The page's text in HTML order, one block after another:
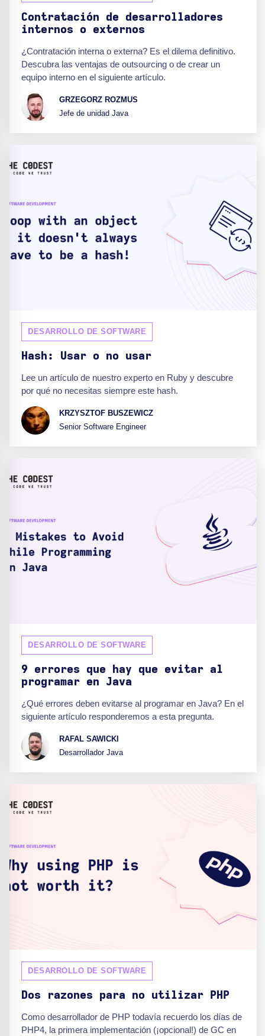
Contratación de desarrolladores
internos o externos
¿Contratación interna o externa? Es el dilema definitivo.
Descubra las ventajas de outsourcing o de crear un
equipo interno en el siguiente artículo.
GRZEGORZ ROZMUS
Jefe de unidad Java
DESARROLLO DE SOFTWARE
Hash: Usar o no usar
Lee un artículo de nuestro experto en Ruby y descubre
por qué no necesitas siempre este hash.
KRZYSZTOF BUSZEWICZ
Senior Software Engineer
DESARROLLO DE SOFTWARE
9 errores que hay que evitar al
programar en Java
¿Qué errores deben evitarse al programar en Java? En el
siguiente artículo responderemos a esta pregunta.
RAFAL SAWICKI
Desarrollador Java
DESARROLLO DE SOFTWARE
Dos razones para no utilizar PHP
Como desarrollador de PHP todavía recuerdo los días de
PHP4, la primera implementación (¡opcional!) de GC en